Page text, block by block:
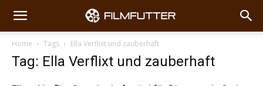
Home Tags Ella Verflixt und zauberhaft
Tag: Ella Verflixt und zauberhaft